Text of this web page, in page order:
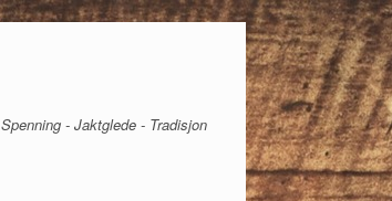
Spenning - Jaktglede - Tradisjon